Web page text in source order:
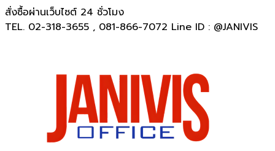
สั่งซื้อผ่านเว็บไซต์ 24 ชั่วโมง
TEL. 02-318-3655 , 081-866-7072 Line ID : @JANIVIS